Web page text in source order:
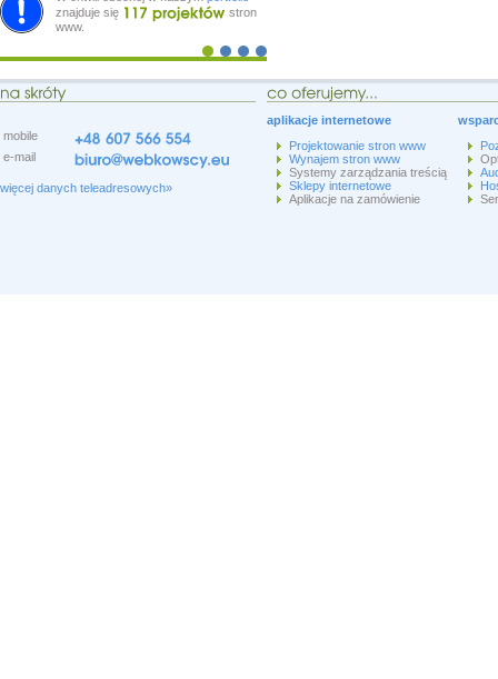
znajduje się
stron
www.
mobile
e-mail
więcej danych teleadresowych»
aplikacje internetowe
Projektowanie stron www
Wynajem stron www
Systemy zarządzania treścią
Sklepy internetowe
Aplikacje na zamówienie